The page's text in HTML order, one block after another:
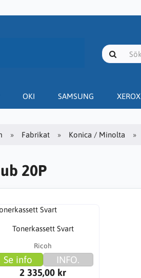
OKI SAMSUNG XEROX
Fabrikat Konica / Minolta
20P
Tonerkassett Svart
Ricoh
Se info
INFO.
2 335,00 kr